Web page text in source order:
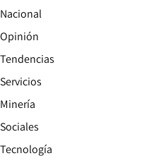
Nacional
Opinión
Tendencias
Servicios
Minería
Sociales
Tecnología